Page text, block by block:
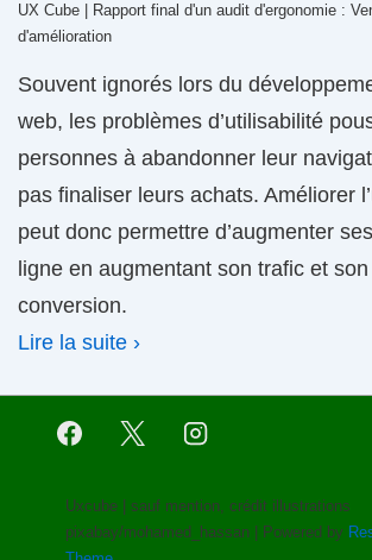
UX Cube | Rapport final d'un audit d'ergonomie :
d'amélioration
Souvent ignorés lors du
web, les problèmes d’utilisabilité
personnes à abandonner leur
pas finaliser leurs achats. Améliorer
peut donc permettre d’augmenter
ligne en augmentant son trafic et
conversion.
Lire la suite ›
Uxcube | sauf mention, crédit illustrations
pixabay/mohamed_hassan
| Powered by